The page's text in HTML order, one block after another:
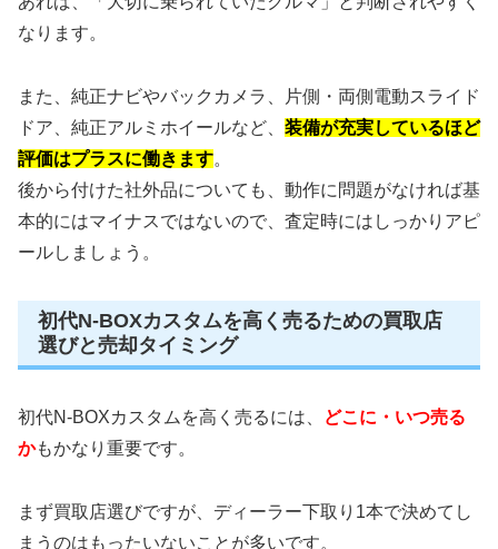
なります。
また、純正ナビやバックカメラ、片側・両側電動スライド
ドア、純正アルミホイールなど、 装備が充実しているほど
評価はプラスに働きます。
後から付けた社外品についても、動作に問題がなければ基
本的にはマイナスではないので、査定時にはしっかりアピ
ールしましょう。
初代N-BOXカスタムを高く売るための買取店
選びと売却タイミング
初代N-BOXカスタムを高く売るには、
どこに・いつ売る
かもかなり重要です。
まず買取店選びですが、ディーラー下取り1本で決めてし
まうのはもったいないことが多いです。